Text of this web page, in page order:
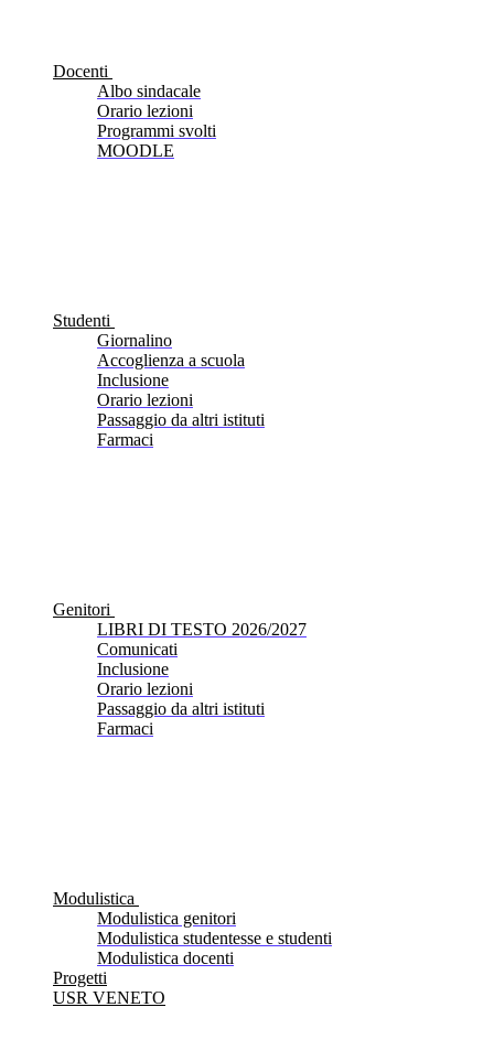
Docenti
Albo sindacale
Orario lezioni
Programmi svolti
MOODLE
Studenti
Giornalino
Accoglienza a scuola
Inclusione
Orario lezioni
Passaggio da altri istituti
Farmaci
Genitori
LIBRI DI TESTO 2026/2027
Comunicati
Inclusione
Orario lezioni
Passaggio da altri istituti
Farmaci
Modulistica
Modulistica genitori
Modulistica studentesse e studenti
Modulistica docenti
Progetti
USR VENETO